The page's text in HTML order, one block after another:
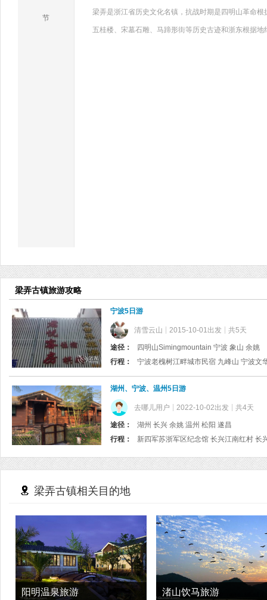
节
梁弄是浙江省历史文化名镇，抗战时期是四明山革命
五桂楼、宋墓石雕、马蹄形街等历史古迹和浙东根据
梁弄古镇旅游攻略
宁波5日游
清雪云山 2015-10-01出发 共5天
途径：
四明山Simingmountain 宁波 象山 余姚
行程：
宁波老槐树江畔城市民宿 九峰山 宁波文
湖州、宁波、温州5日游
去哪儿用户 2022-10-02出发 共4天
途径：
湖州 长兴 余姚 温州 松阳 遂昌
行程：
梁弄古镇相关目的地
阳明温泉旅游 渚山饮马旅游